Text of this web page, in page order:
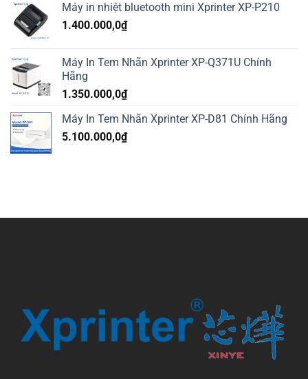
Máy in nhiệt bluetooth mini Xprinter XP-P210
1.400.000,0₫
Máy In Tem Nhãn Xprinter XP-Q371U Chính
Hãng
1.350.000,0₫
Máy In Tem Nhãn Xprinter XP-D81 Chính Hãng
5.100.000,0₫